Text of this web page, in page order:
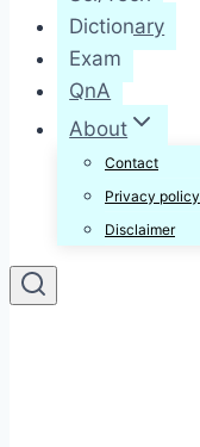
Dictionary
Exam
QnA
About
Contact
Privacy policy
Disclaimer